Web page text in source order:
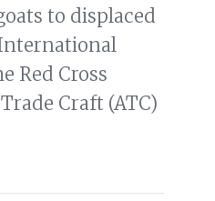
to displaced
Red Cross
Craft (ATC)